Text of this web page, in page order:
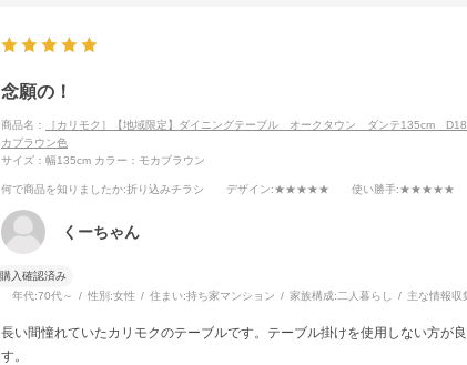
念願の！
商品名：
［カリモク］【地域限定】ダイニングテーブル オークタウン ダンテ135cm
カブラウン色
サイズ：幅135cm カラー：モカブラウン
何で商品を知りましたか:折り込みチラシ デザイン:★★★★★ 使い勝手:★★★★★
くーちゃん
購入確認済み
年代:70代～ 性別:女性 住まい:持ち家マンション 家族構成:二人暮らし 主な情報収
長い間憧れていたカリモクのテーブルです。テーブル掛けを使用しない方が
す。